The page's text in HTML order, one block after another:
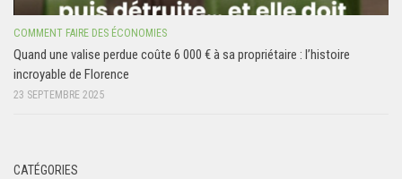
COMMENT FAIRE DES ÉCONOMIES
Quand une valise perdue coûte 6 000 € à sa propriétaire : l’histoire
incroyable de Florence
23 SEPTEMBRE 2025
CATÉGORIES